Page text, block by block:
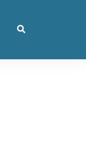
Search